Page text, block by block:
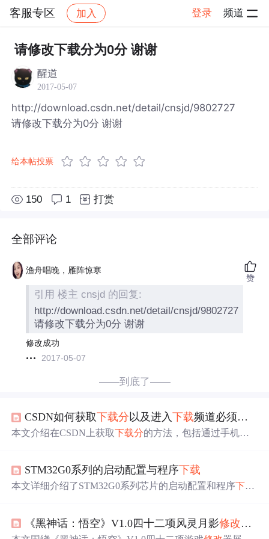
客服专区 加入 登录 频道
社区 客服专区 帖子详情
请修改下载分为0分 谢谢
醒道
2017-05-07
http://download.csdn.net/detail/cnsjd/9802727
请修改下载分为0分 谢谢
给本帖投票
150 1 打赏
全部评论
渔舟唱晚，雁阵惊寒
引用 楼主 cnsjd 的回复:
http://download.csdn.net/detail/cnsjd/9802727
请修改下载分为0分 谢谢
修改成功
2017-05-07
赞
——到底了——
CSDN如何获取下载分以及进入下载频道必须知道的规则
本文介绍在CSDN上获取下载分的方法，包括通过手机验
STM32G0系列的启动配置与程序下载
本文详细介绍了STM32G0系列芯片的启动配置和程序下载
0的来源。芯片出厂默认从Systemmemory启动，适合串口
下载程序。若要从MainFlashmemory启动，需正确设置选项
《黑神话：悟空》V1.0四十二项风灵月影修改器资